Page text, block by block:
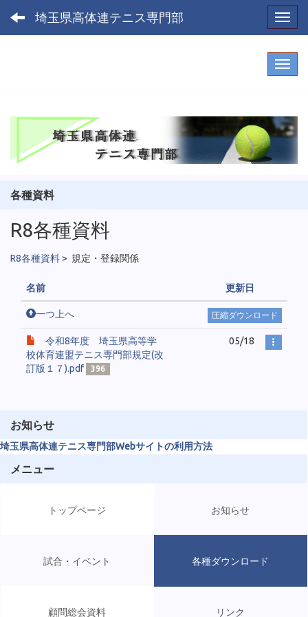
埼玉県高体連テニス専門部
各種資料
R8各種資料
R8各種資料> 規定・登録関係
名前 更新日
一つ上へ 圧縮ダウンロード
令和8年度 埼玉県高等学
校体育連盟テニス専門部規定(改
訂版１７).pdf
396
05/18
お知らせ
埼玉県高体連テニス専門部Webサイトの利用方法
メニュー
トップページ お知らせ
試合・イベント 各種ダウンロード
顧問総会資料 リンク